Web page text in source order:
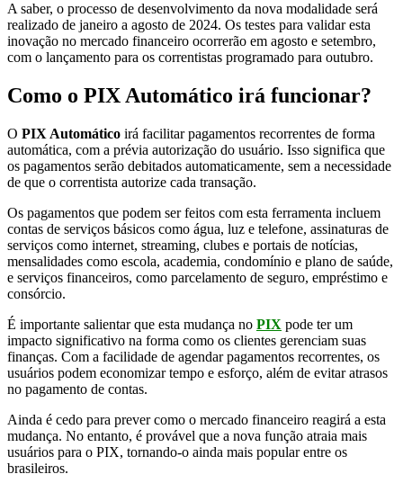
A saber, o processo de desenvolvimento da nova modalidade será
realizado de janeiro a agosto de 2024. Os testes para validar esta
inovação no mercado financeiro ocorrerão em agosto e setembro,
com o lançamento para os correntistas programado para outubro.
Como o PIX Automático irá funcionar?
O PIX Automático irá facilitar pagamentos recorrentes de forma
automática, com a prévia autorização do usuário. Isso significa que
os pagamentos serão debitados automaticamente, sem a necessidade
de que o correntista autorize cada transação.
Os pagamentos que podem ser feitos com esta ferramenta incluem
contas de serviços básicos como água, luz e telefone, assinaturas de
serviços como internet, streaming, clubes e portais de notícias,
mensalidades como escola, academia, condomínio e plano de saúde,
e serviços financeiros, como parcelamento de seguro, empréstimo e
consórcio.
É importante salientar que esta mudança no PIX pode ter um
impacto significativo na forma como os clientes gerenciam suas
finanças. Com a facilidade de agendar pagamentos recorrentes, os
usuários podem economizar tempo e esforço, além de evitar atrasos
no pagamento de contas.
Ainda é cedo para prever como o mercado financeiro reagirá a esta
mudança. No entanto, é provável que a nova função atraia mais
usuários para o PIX, tornando-o ainda mais popular entre os
brasileiros.